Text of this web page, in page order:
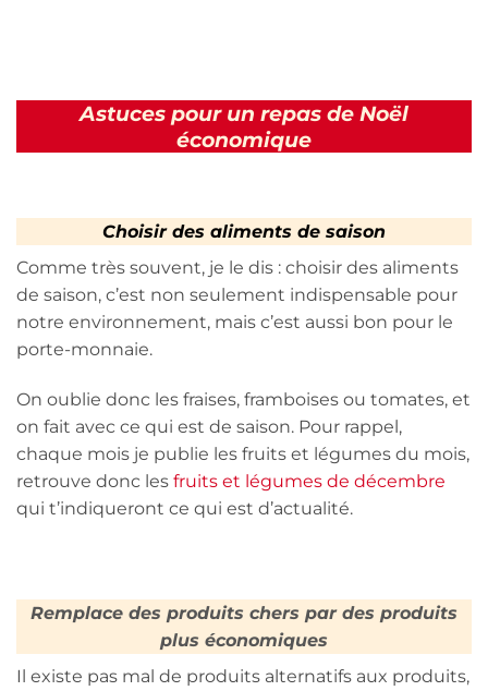
Astuces pour un repas de Noël
économique
Choisir des aliments de saison
Comme très souvent, je le dis : choisir des aliments
de saison, c’est non seulement indispensable pour
notre environnement, mais c’est aussi bon pour le
porte-monnaie.
On oublie donc les fraises, framboises ou tomates, et
on fait avec ce qui est de saison. Pour rappel,
chaque mois je publie les fruits et légumes du mois,
retrouve donc les fruits et légumes de décembre
qui t’indiqueront ce qui est d’actualité.
Remplace des produits chers par des produits
plus économiques
Il existe pas mal de produits alternatifs aux produits,